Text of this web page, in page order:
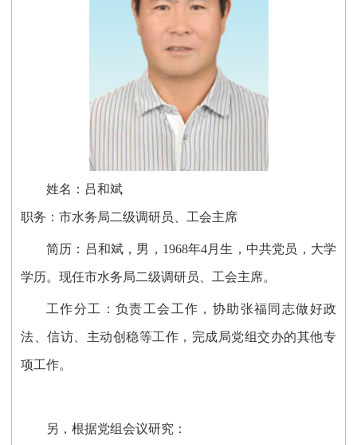
姓名：吕和斌
职务：市水务局二级调研员、工会主席
简历：吕和斌，男，1968年4月生，中共党员，大学
学历。现任市水务局二级调研员、工会主席。
工作分工：负责工会工作，协助张福同志做好政
法、信访、主动创稳等工作，完成局党组交办的其他专
项工作。
另，根据党组会议研究：